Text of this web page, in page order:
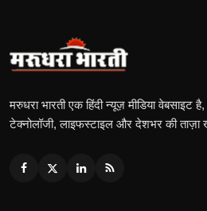
मरुधरा भारती एक हिंदी न्यूज़ मीडिया वेबसाइट
टेक्नोलॉजी, लाइफस्टाइल और देशभर की ताज़ा